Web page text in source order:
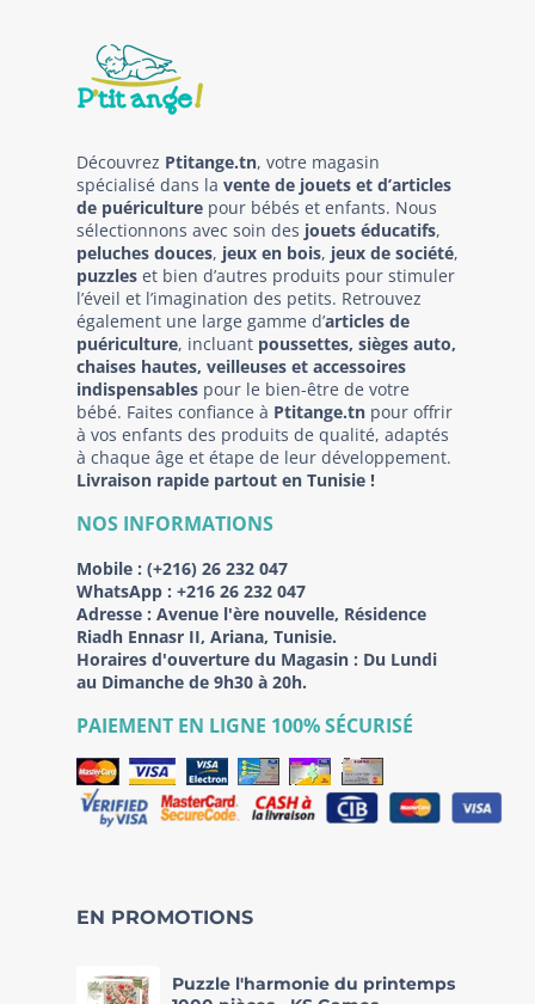
Découvrez Ptitange.tn, votre magasin
spécialisé dans la vente de jouets et d’articles
de puériculture pour bébés et enfants. Nous
sélectionnons avec soin des jouets éducatifs,
peluches douces, jeux en bois, jeux de société,
puzzles et bien d’autres produits pour stimuler
l’éveil et l’imagination des petits. Retrouvez
également une large gamme d’articles de
puériculture, incluant poussettes, sièges auto,
chaises hautes, veilleuses et accessoires
indispensables pour le bien-être de votre
bébé. Faites confiance à Ptitange.tn pour offrir
à vos enfants des produits de qualité, adaptés
à chaque âge et étape de leur développement.
Livraison rapide partout en Tunisie !
NOS INFORMATIONS
Mobile : (+216) 26 232 047
WhatsApp : +216 26 232 047
Adresse : Avenue l'ère nouvelle, Résidence
Riadh Ennasr II, Ariana, Tunisie.
Horaires d'ouverture du Magasin : Du Lundi
au Dimanche de 9h30 à 20h.
PAIEMENT EN LIGNE 100% SÉCURISÉ
EN PROMOTIONS
Puzzle l'harmonie du printemps